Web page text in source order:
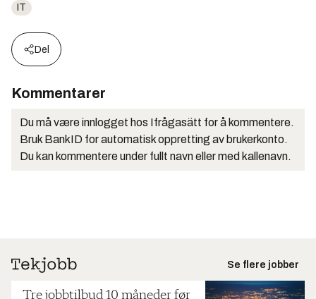
IT
Del
Kommentarer
Du må være innlogget hos Ifrågasätt for å kommentere.
Bruk BankID for automatisk oppretting av brukerkonto.
Du kan kommentere under fullt navn eller med kallenavn.
Se flere jobber
Tre jobbtilbud 10 måneder før